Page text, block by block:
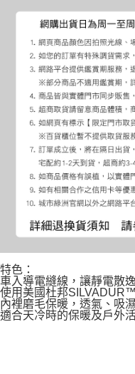
特色：
車入導電縫線，讓靜電散
使用美國杜邦
內裡磨毛保暖，透氣、吸
適合天冷時的保暖及戶外